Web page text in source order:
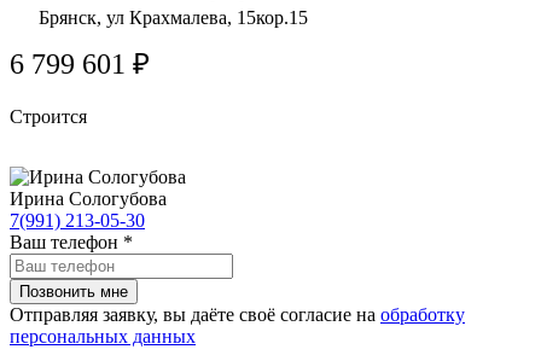
Брянск, ул Крахмалева, 15кор.15
6 799 601 ₽
Строится
Ирина Сологубова
7(991) 213-05-30
Ваш телефон *
Отправляя заявку, вы даёте своё согласие на обработку
персональных данных